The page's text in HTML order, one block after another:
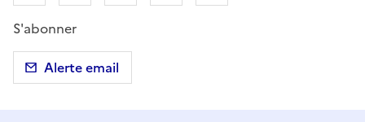
S'abonner
Alerte email